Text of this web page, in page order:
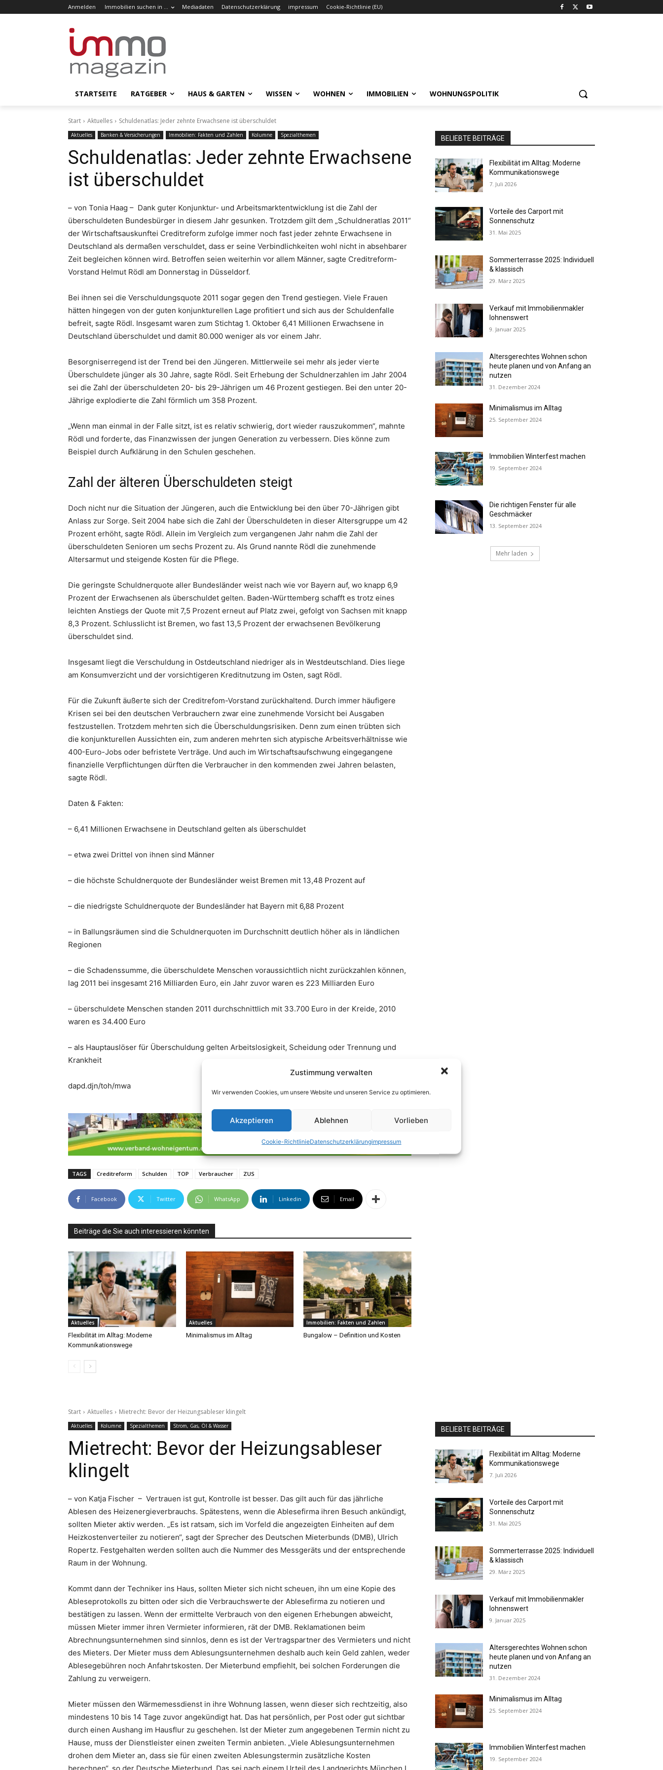
Zustimmung verwalten
Wir verwenden Cookies, um unsere Website und unseren Service zu optimieren.
Akzeptieren Ablehnen Vorlieben
Cookie-RichtlinieDatenschutzerklärungimpressum
Anmelden Immobilien suchen in … Mediadaten Datenschutzerklärung impressum Cookie-Richtlinie (EU)
STARTSEITE RATGEBER HAUS & GARTEN WISSEN WOHNEN IMMOBILIEN WOHNUNGSPOLITIK
Start Aktuelles Schuldenatlas: Jeder zehnte Erwachsene ist überschuldet
Aktuelles Banken & Versicherungen Immobilien: Fakten und Zahlen Kolumne Spezialthemen
Schuldenatlas: Jeder zehnte Erwachsene
ist überschuldet
– von Tonia Haag – Dank guter Konjunktur- und Arbeitsmarktentwicklung ist die Zahl der
überschuldeten Bundesbürger in diesem Jahr gesunken. Trotzdem gilt dem „Schuldneratlas 2011“
der Wirtschaftsauskunftei Creditreform zufolge immer noch fast jeder zehnte Erwachsene in
Deutschland als dermaßen verschuldet, dass er seine Verbindlichkeiten wohl nicht in absehbarer
Zeit begleichen können wird. Betroffen seien weiterhin vor allem Männer, sagte Creditreform-
Vorstand Helmut Rödl am Donnerstag in Düsseldorf.
Bei ihnen sei die Verschuldungsquote 2011 sogar gegen den Trend gestiegen. Viele Frauen
hätten hingegen von der guten konjunkturellen Lage profitiert und sich aus der Schuldenfalle
befreit, sagte Rödl. Insgesamt waren zum Stichtag 1. Oktober 6,41 Millionen Erwachsene in
Deutschland überschuldet und damit 80.000 weniger als vor einem Jahr.
Besorgniserregend ist der Trend bei den Jüngeren. Mittlerweile sei mehr als jeder vierte
Überschuldete jünger als 30 Jahre, sagte Rödl. Seit Erhebung der Schuldnerzahlen im Jahr 2004
sei die Zahl der überschuldeten 20- bis 29-Jährigen um 46 Prozent gestiegen. Bei den unter 20-
Jährige explodierte die Zahl förmlich um 358 Prozent.
„Wenn man einmal in der Falle sitzt, ist es relativ schwierig, dort wieder rauszukommen“, mahnte
Rödl und forderte, das Finanzwissen der jungen Generation zu verbessern. Dies könne zum
Beispiel durch Aufklärung in den Schulen geschehen.
Zahl der älteren Überschuldeten steigt
Doch nicht nur die Situation der Jüngeren, auch die Entwicklung bei den über 70-Jährigen gibt
Anlass zur Sorge. Seit 2004 habe sich die Zahl der Überschuldeten in dieser Altersgruppe um 42
Prozent erhöht, sagte Rödl. Allein im Vergleich zum vergangenen Jahr nahm die Zahl der
überschuldeten Senioren um sechs Prozent zu. Als Grund nannte Rödl die zunehmende
Altersarmut und steigende Kosten für die Pflege.
Die geringste Schuldnerquote aller Bundesländer weist nach wie vor Bayern auf, wo knapp 6,9
Prozent der Erwachsenen als überschuldet gelten. Baden-Württemberg schafft es trotz eines
leichten Anstiegs der Quote mit 7,5 Prozent erneut auf Platz zwei, gefolgt von Sachsen mit knapp
8,3 Prozent. Schlusslicht ist Bremen, wo fast 13,5 Prozent der erwachsenen Bevölkerung
überschuldet sind.
Insgesamt liegt die Verschuldung in Ostdeutschland niedriger als in Westdeutschland. Dies liege
am Konsumverzicht und der vorsichtigeren Kreditnutzung im Osten, sagt Rödl.
Für die Zukunft äußerte sich der Creditrefom-Vorstand zurückhaltend. Durch immer häufigere
Krisen sei bei den deutschen Verbrauchern zwar eine zunehmende Vorsicht bei Ausgaben
festzustellen. Trotzdem mehrten sich die Überschuldungsrisiken. Denn zum einen trübten sich
die konjunkturellen Aussichten ein, zum anderen mehrten sich atypische Arbeitsverhältnisse wie
400-Euro-Jobs oder befristete Verträge. Und auch im Wirtschaftsaufschwung eingegangene
finanzielle Verpflichtungen dürften die Verbraucher in den kommenden zwei Jahren belasten,
sagte Rödl.
Daten & Fakten:
– 6,41 Millionen Erwachsene in Deutschland gelten als überschuldet
– etwa zwei Drittel von ihnen sind Männer
– die höchste Schuldnerquote der Bundesländer weist Bremen mit 13,48 Prozent auf
– die niedrigste Schuldnerquote der Bundesländer hat Bayern mit 6,88 Prozent
– in Ballungsräumen sind die Schuldnerquoten im Durchschnitt deutlich höher als in ländlichen
Regionen
– die Schadenssumme, die überschuldete Menschen voraussichtlich nicht zurückzahlen können,
lag 2011 bei insgesamt 216 Milliarden Euro, ein Jahr zuvor waren es 223 Milliarden Euro
– überschuldete Menschen standen 2011 durchschnittlich mit 33.700 Euro in der Kreide, 2010
waren es 34.400 Euro
– als Hauptauslöser für Überschuldung gelten Arbeitslosigkeit, Scheidung oder Trennung und
Krankheit
dapd.djn/toh/mwa
TAGS Creditreform Schulden TOP Verbraucher ZUS
Facebook Twitter WhatsApp Linkedin Email
Beiträge die Sie auch interessieren könnten
Aktuelles
Flexibilität im Alltag: Moderne
Kommunikationswege
Aktuelles
Minimalismus im Alltag
Immobilien: Fakten und Zahlen
Bungalow – Definition und Kosten
BELIEBTE BEITRÄGE
Flexibilität im Alltag: Moderne
Kommunikationswege
7. Juli 2026
Vorteile des Carport mit
Sonnenschutz
31. Mai 2025
Sommerterrasse 2025: Individuell
& klassisch
29. März 2025
Verkauf mit Immobilienmakler
lohnenswert
9. Januar 2025
Altersgerechtes Wohnen schon
heute planen und von Anfang an
nutzen
31. Dezember 2024
Minimalismus im Alltag
25. September 2024
Immobilien Winterfest machen
19. September 2024
Die richtigen Fenster für alle
Geschmäcker
13. September 2024
Mehr laden